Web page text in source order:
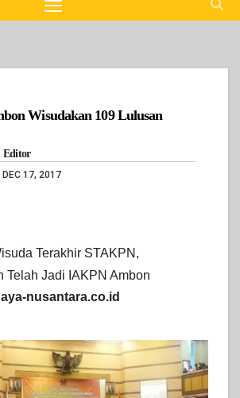
Wisudakan 109 Lulusan
Editor
DEC 17, 2017
Terakhir STAKPN,
Telah Jadi IAKPN Ambon
nusantara.co.id